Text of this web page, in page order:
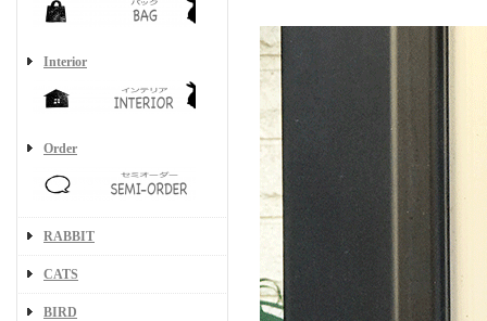
Interior
Order
RABBIT
CATS
BIRD